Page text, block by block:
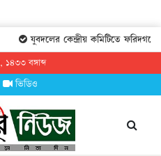
যুবদলের কেন্দ্রীয় কমিটিতে ফরিদগঞ্জের
বঙ্গাব্দ
ভিডিও